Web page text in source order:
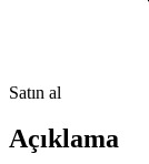
Satın al
Açıklama